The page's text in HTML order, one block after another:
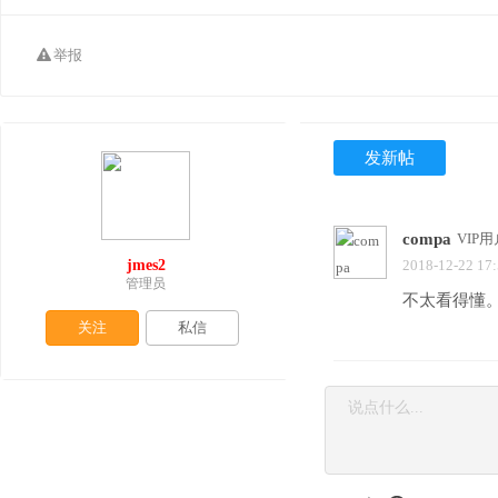
举报
发新帖
compa VIP用
2018-12-22
不太看得懂
jmes2
管理员
关注 私信